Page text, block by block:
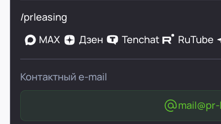
/prleasing
MAX
Дзен Tenchat RuTube
Контактный e-mail